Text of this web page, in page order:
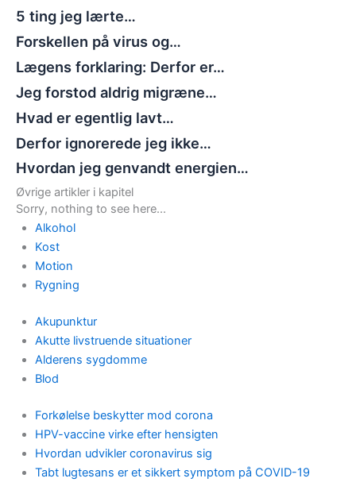
5 ting jeg lærte…
Forskellen på virus og…
Lægens forklaring: Derfor er…
Jeg forstod aldrig migræne…
Hvad er egentlig lavt…
Derfor ignorerede jeg ikke…
Hvordan jeg genvandt energien…
Øvrige artikler i kapitel
Sorry, nothing to see here...
Alkohol
Kost
Motion
Rygning
Akupunktur
Akutte livstruende situationer
Alderens sygdomme
Blod
Forkølelse beskytter mod corona
HPV-vaccine virke efter hensigten
Hvordan udvikler coronavirus sig
Tabt lugtesans er et sikkert symptom på COVID-19